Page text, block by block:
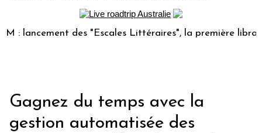
des "Escales Littéraires", la première librairie
Gagnez du temps avec la
gestion automatisée des